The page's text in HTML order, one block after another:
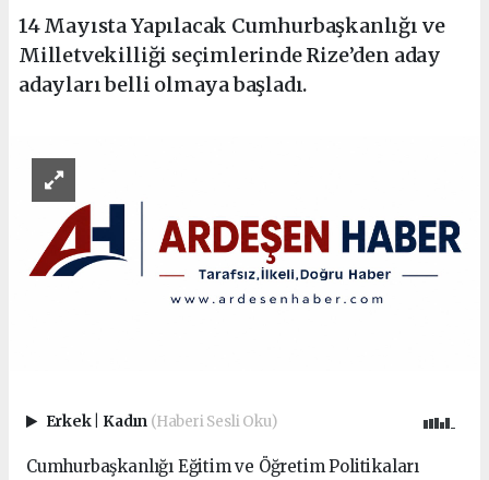
14 Mayısta Yapılacak Cumhurbaşkanlığı ve
Milletvekilliği seçimlerinde Rize’den aday
adayları belli olmaya başladı.
Erkek Kadın (Haberi Sesli Oku)
Cumhurbaşkanlığı Eğitim ve Öğretim Politikaları